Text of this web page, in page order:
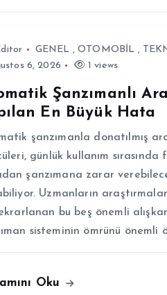
GENEL ,OTOMOBİL ,
6, 2026
1 views
Şanzımanlı
En Büyük Hata
şanzımanla donatılmış
günlük kullanım sırasında
şanzımana zarar
Uzmanların
bu beş önemli
sisteminin ömrünü önemli
Oku